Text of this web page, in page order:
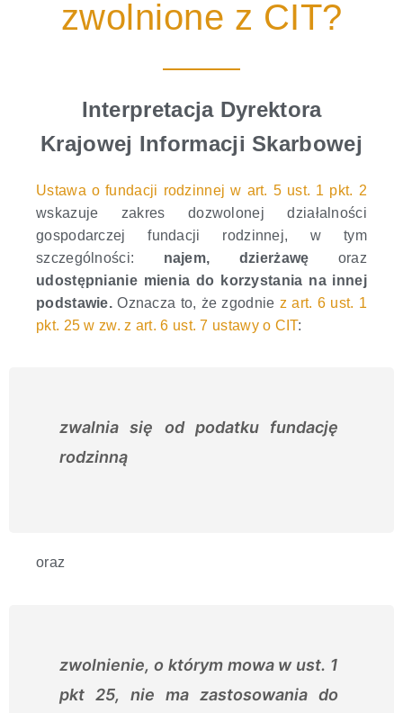
zwolnione z CIT?​
Interpretacja Dyrektora
Krajowej Informacji Skarbowej
Ustawa o fundacji rodzinnej w art. 5 ust. 1 pkt. 2
wskazuje zakres dozwolonej działalności
gospodarczej fundacji rodzinnej, w tym
szczególności: najem, dzierżawę oraz
udostępnianie mienia do korzystania na innej
podstawie.Oznacza to, że zgodnie z art. 6 ust. 1
pkt. 25 w zw. z art. 6 ust. 7 ustawy o CIT:
zwalnia się od podatku fundację
rodzinną
oraz
zwolnienie, o którym mowa w ust. 1
pkt 25, nie ma zastosowania do